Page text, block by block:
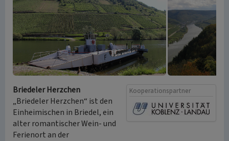
Kooperationspartner
Briedeler Herzchen
„Briedeler Herzchen“ ist den
Einheimischen in Briedel, ein
alter romantischer Wein- und
Ferienort an der